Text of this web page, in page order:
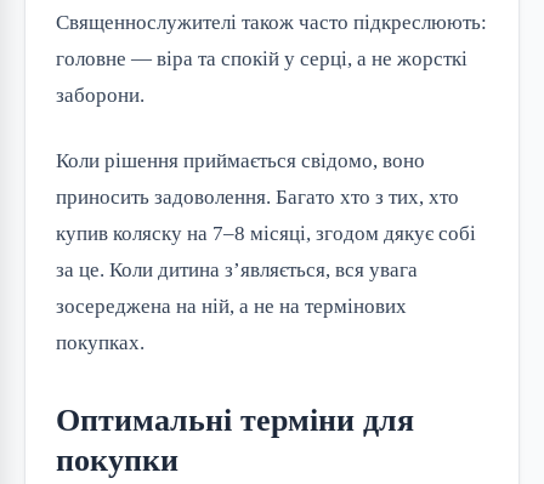
Священнослужителі також часто підкреслюють:
головне — віра та спокій у серці, а не жорсткі
заборони.
Коли рішення приймається свідомо, воно
приносить задоволення. Багато хто з тих, хто
купив коляску на 7–8 місяці, згодом дякує собі
за це. Коли дитина з’являється, вся увага
зосереджена на ній, а не на термінових
покупках.
Оптимальні терміни для
покупки